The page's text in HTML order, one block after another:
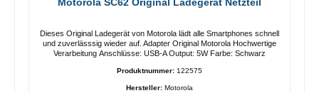
Motorola SC62 Original Ladegerät Netzteil
Dieses Original Ladegerät von Motorola lädt alle Smartphones schnell
und zuverlässsig wieder auf. Adapter Original Motorola Hochwertige
Verarbeitung Anschlüsse: USB-A Output: 5W Farbe: Schwarz
Produktnummer: 122575
Hersteller: Motorola